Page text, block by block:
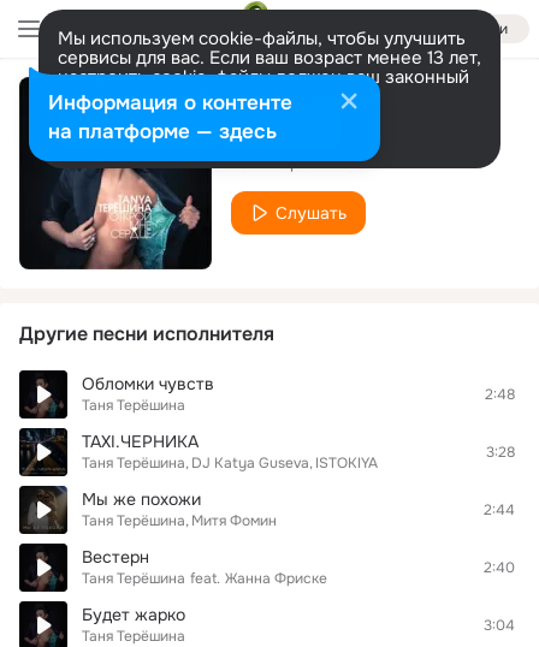
Войти
Мы используем cookie-файлы, чтобы улучшить
сервисы для вас. Если ваш возраст менее 13 лет,
настроить cookie-файлы должен ваш законный
представитель. Больше информации
Разрешить все Настроить
Пушка
Таня Терёшина
Слушать
Другие песни исполнителя
Обломки чувств
Таня Терёшина
2:48
TAXI.ЧЕРНИКА
Таня Терёшина DJ Katya Guseva ISTOKIYA
3:28
Мы же похожи
Таня Терёшина Митя Фомин
2:44
Вестерн
Таня Терёшина feat. Жанна Фриске
2:40
Будет жарко
Таня Терёшина
3:04
Информация о контенте
на платформе — здесь